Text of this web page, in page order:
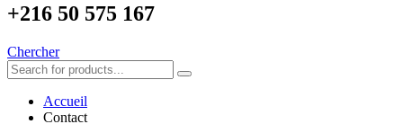
+216 50 575 167
Chercher
Accueil
Contact